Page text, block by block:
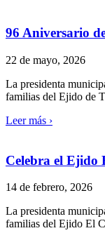
96 Aniversario
22 de mayo, 2026
La presidenta
familias del Ejido de
Leer más ›
Celebra el Ejido
14 de febrero, 2026
La presidenta
familias del Ejido El